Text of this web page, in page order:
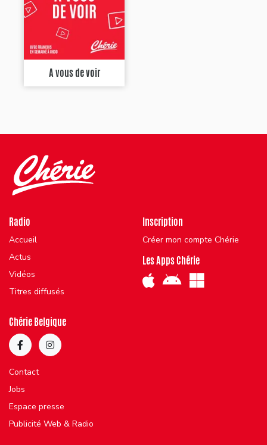
A vous de voir
Radio
Accueil
Actus
Vidéos
Titres diffusés
Inscription
Créer mon compte Chérie
Les Apps Chérie
Chérie Belgique
Contact
Jobs
Espace presse
Publicité Web & Radio